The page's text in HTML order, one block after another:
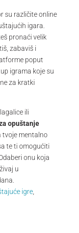
su različite online
igara.
pronaći velik
zabaviš i
poput
igrama koje su
za kratki
ili
opuštanje
tvoje mentalno
te ti omogućiti
onu koja
u
igre,